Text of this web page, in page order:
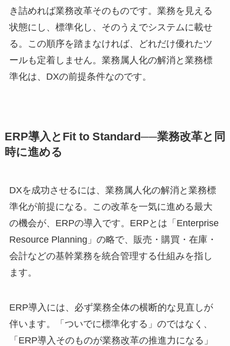
き詰めれば業務改革そのものです。業務を見える
状態にし、標準化し、そのうえでシステムに載せ
る。この順序を踏まなければ、どれだけ優れたツ
ールも定着しません。業務属人化の解消と業務標
準化は、DXの前提条件なのです。
ERP導入とFit to Standard──業務改革と同
時に進める
DXを成功させるには、業務属人化の解消と業務標
準化が前提になる。この改革を一気に進める最大
の機会が、ERPの導入です。ERPとは「Enterprise
Resource Planning」の略で、販売・購買・在庫・
会計などの基幹業務を統合管理する仕組みを指し
ます。
ERP導入には、必ず業務全体の横断的な見直しが
伴います。「ついでに標準化する」のではなく、
「ERP導入そのものが業務改革の推進力になる」